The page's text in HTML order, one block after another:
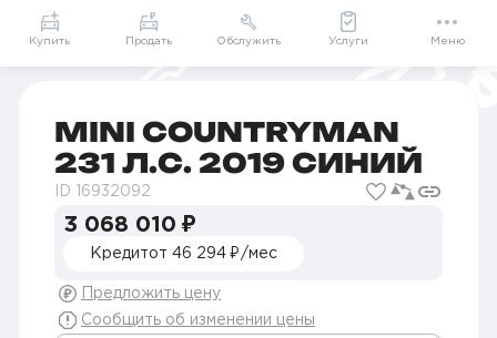
+7 (812) 456-59-48
MINI COUNTRYMAN
231 Л.С. 2019 СИНИЙ
ID 16932092
3 068 010 ₽
Кредитот 46 294 ₽/мес
Предложить цену
Сообщить об изменении цены
Купить Продать Обслужить Услуги Меню